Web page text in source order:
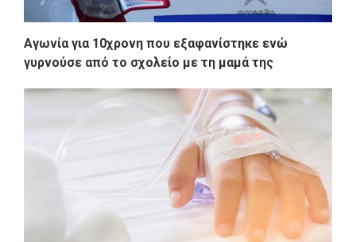
Αγωνία για 10χρονη που εξαφανίστηκε ενώ
γυρνούσε από το σχολείο με τη μαμά της